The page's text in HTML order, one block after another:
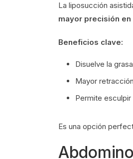
La liposucción
mayor precisión
Beneficios clave:
Disuelve la
Mayor
Permite
Es una opción